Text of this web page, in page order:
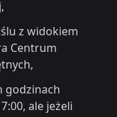
z widokiem
Centrum
godzinach
ale jeżeli